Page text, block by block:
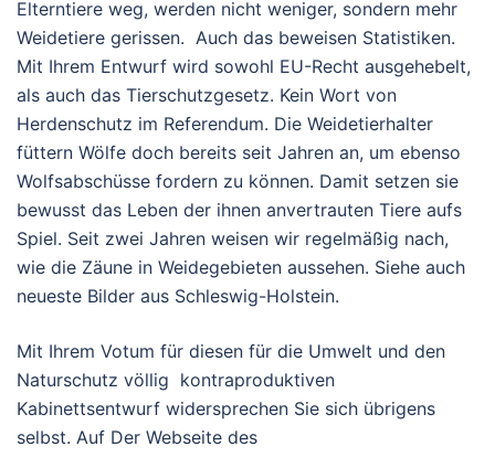
Elterntiere weg, werden nicht weniger, sondern mehr
Weidetiere gerissen. Auch das beweisen Statistiken.
Mit Ihrem Entwurf wird sowohl EU-Recht ausgehebelt,
als auch das Tierschutzgesetz. Kein Wort von
Herdenschutz im Referendum. Die Weidetierhalter
füttern Wölfe doch bereits seit Jahren an, um ebenso
Wolfsabschüsse fordern zu können. Damit setzen sie
bewusst das Leben der ihnen anvertrauten Tiere aufs
Spiel. Seit zwei Jahren weisen wir regelmäßig nach,
wie die Zäune in Weidegebieten aussehen. Siehe auch
neueste Bilder aus Schleswig-Holstein.
Mit Ihrem Votum für diesen für die Umwelt und den
Naturschutz völlig kontraproduktiven
Kabinettsentwurf widersprechen Sie sich übrigens
selbst. Auf Der Webseite des